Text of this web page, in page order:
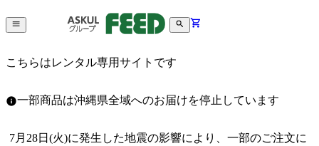
こちらはレンタル専用サイトです
一部商品は沖縄県全域へのお届けを停止しています
7月28日(火)に発生した地震の影響により、一部のご注文に